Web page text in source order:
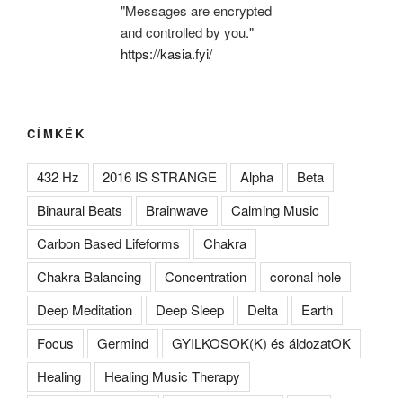
"Messages are encrypted
and controlled by you."
https://kasia.fyi/
CÍMKÉK
432 Hz 2016 IS STRANGE Alpha
Beta
Binaural Beats
Brainwave
Calming Music
Carbon Based Lifeforms
Chakra
Chakra Balancing
Concentration
coronal hole
Deep Meditation
Deep Sleep Delta
Earth
Focus
Germind
GYILKOSOK(K) és áldozatOK
Healing
Healing Music Therapy